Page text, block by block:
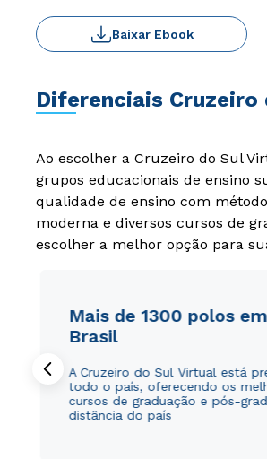
Baixar Ebook
Diferenciais Cruzeiro
Ao escolher a Cruzeiro do Sul
grupos educacionais de ensino
qualidade de ensino com
moderna e diversos cursos de
escolher a melhor opção para
Mais de 1300 polos
Brasil
A Cruzeiro do Sul Virtual está
todo o país, oferecendo os
cursos de graduação e pós-
distância do país